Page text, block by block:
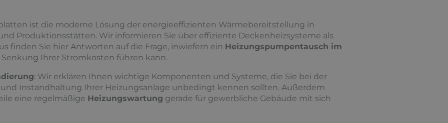
ist die moderne Lösung der energieeffizienten Wärmebereitstellung in
Produktionsstätten. Wir informieren Sie über effiziente Deckenheizsysteme als
finden Sie hier Antworten auf die Frage, inwiefern ein Heizungspumpentausch im
Ihrer Stromkosten führen kann.
: Wir erklären Ihnen wichtige Komponenten und Systeme, die Sie bei der
Instandhaltung Ihrer Heizungsanlage unbedingt kennen sollten. Außerdem
eine regelmäßige Heizungswartung gerade für gewerbliche Gebäude mit sich